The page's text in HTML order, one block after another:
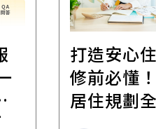
打造安心
修前必懂
居住規劃